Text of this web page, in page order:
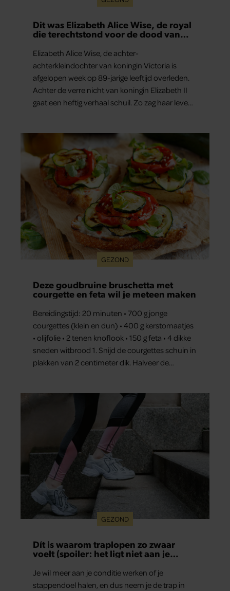
Dit was Elizabeth Alice Wise, de royal
die terechtstond voor de dood van
Elizabeth Alice Wise, de achter-
achterkleindochter van koningin Victoria is
afgelopen week op 89-jarige leeftijd overleden.
Achter de verre nicht van koningin Elizabeth II
gaat een heftig verhaal schuil. Zo zag haar leven
GEZOND
Deze goudbruine bruschetta met
courgette en feta wil je meteen maken
Bereidingstijd: 20 minuten • 700 g jonge
courgettes (klein en dun) • 400 g kerstomaatjes
• olijfolie • 2 tenen knoflook • 150 g feta • 4 dikke
sneden witbrood 1. Snijd de courgettes schuin in
plakken van 2 centimeter dik. Halveer de
GEZOND
Dít is waarom traplopen zo zwaar
voelt (spoiler: het ligt niet aan je
Je wil meer aan je conditie werken of je
stappendoel halen, en dus neem je de trap in